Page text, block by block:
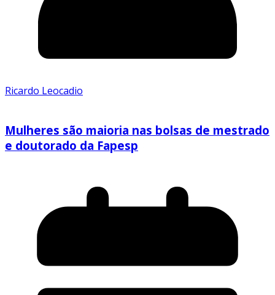
Ricardo Leocadio
Mulheres são maioria nas bolsas de mestrado
e doutorado da Fapesp